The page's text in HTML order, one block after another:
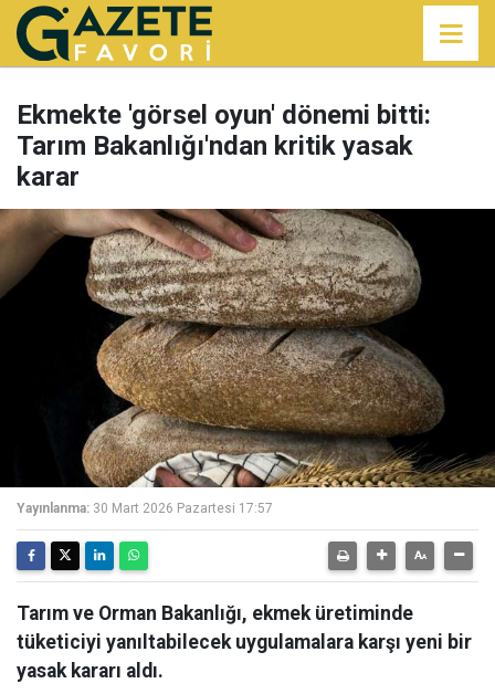
Ekmekte 'görsel oyun' dönemi bitti:
Tarım Bakanlığı'ndan kritik yasak
karar
Yayınlanma: 30 Mart 2026 Pazartesi 17:57
Tarım ve Orman Bakanlığı, ekmek üretiminde
tüketiciyi yanıltabilecek uygulamalara karşı yeni bir
yasak kararı aldı.